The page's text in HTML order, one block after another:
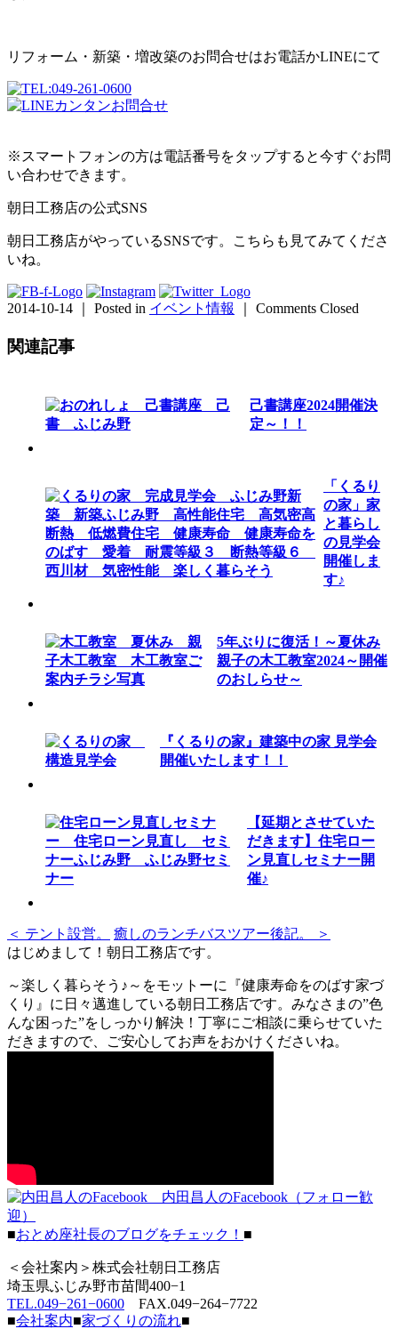
リフォーム・新築・増改築のお問合せはお電話かLINEにて
※スマートフォンの方は電話番号をタップすると今すぐお問
い合わせできます。
朝日工務店の公式SNS
朝日工務店がやっているSNSです。こちらも見てみてくださ
いね。
2014-10-14 ｜ Posted in イベント情報 Comments Closed
関連記事
己書講座2024開催決
定～！！
「くるり
の家」家
と暮らし
の見学会
開催しま
す♪
5年ぶりに復活！～夏休み
親子の木工教室2024～開催
のおしらせ～
『くるりの家』建築中の家 見学会
開催いたします！！
【延期とさせていた
だきます】住宅ロー
ン見直しセミナー開
催♪
＜ テント設営。
癒しのランチバスツアー後記。 ＞
はじめまして！朝日工務店です。
～楽しく暮らそう♪～をモットーに『健康寿命をのばす家づ
くり』に日々邁進している朝日工務店です。みなさまの”色
んな困った”をしっかり解決！丁寧にご相談に乗らせていた
だきますので、ご安心してお声をおかけくださいね。
内田昌人のFacebook（フォロー歓
迎）
■おとめ座社長のブログをチェック！ ■
＜会社案内＞株式会社朝日工務店
埼玉県ふじみ野市苗間400−1
TEL.049−261−0600 FAX.049−264−7722
■会社案内■家づくりの流れ■